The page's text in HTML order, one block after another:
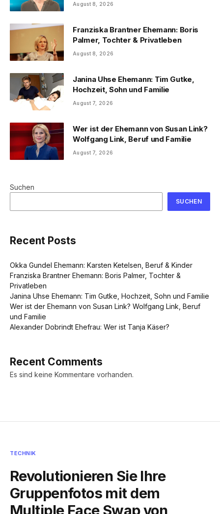
August 8, 2026
Franziska Brantner Ehemann: Boris
Palmer, Tochter & Privatleben
August 8, 2026
Janina Uhse Ehemann: Tim Gutke,
Hochzeit, Sohn und Familie
August 7, 2026
Wer ist der Ehemann von Susan Link?
Wolfgang Link, Beruf und Familie
August 7, 2026
Suchen
SUCHEN
Recent Posts
Okka Gundel Ehemann: Karsten Ketelsen, Beruf & Kinder
Franziska Brantner Ehemann: Boris Palmer, Tochter &
Privatleben
Janina Uhse Ehemann: Tim Gutke, Hochzeit, Sohn und Familie
Wer ist der Ehemann von Susan Link? Wolfgang Link, Beruf
und Familie
Alexander Dobrindt Ehefrau: Wer ist Tanja Käser?
Recent Comments
Es sind keine Kommentare vorhanden.
TECHNIK
Revolutionieren Sie Ihre
Gruppenfotos mit dem
Multiple Face Swap von